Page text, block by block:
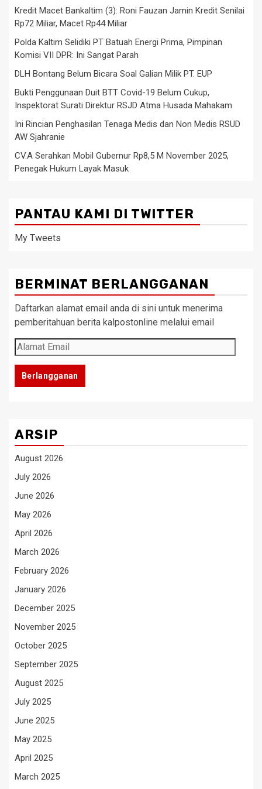
Kredit Macet Bankaltim (3): Roni Fauzan Jamin Kredit Senilai
Rp72 Miliar, Macet Rp44 Miliar
Polda Kaltim Selidiki PT Batuah Energi Prima, Pimpinan
Komisi VII DPR: Ini Sangat Parah
DLH Bontang Belum Bicara Soal Galian Milik PT. EUP
Bukti Penggunaan Duit BTT Covid-19 Belum Cukup,
Inspektorat Surati Direktur RSJD Atma Husada Mahakam
Ini Rincian Penghasilan Tenaga Medis dan Non Medis RSUD
AW Sjahranie
CV.A Serahkan Mobil Gubernur Rp8,5 M November 2025,
Penegak Hukum Layak Masuk
PANTAU KAMI DI TWITTER
My Tweets
BERMINAT BERLANGGANAN
Daftarkan alamat email anda di sini untuk menerima
pemberitahuan berita kalpostonline melalui email
Alamat
Email
Berlangganan
ARSIP
August 2026
July 2026
June 2026
May 2026
April 2026
March 2026
February 2026
January 2026
December 2025
November 2025
October 2025
September 2025
August 2025
July 2025
June 2025
May 2025
April 2025
March 2025